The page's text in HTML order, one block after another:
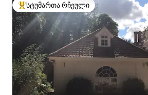
სტუმართა რჩეული მოწინავე ვარიანტი
სტუმართა რჩეული